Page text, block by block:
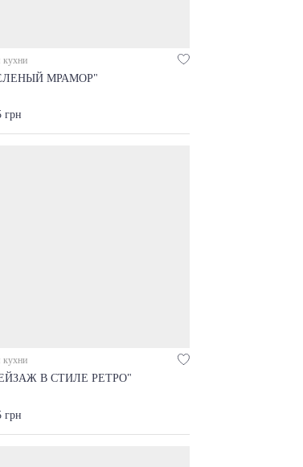
кухни
МРАМОР"
грн
кухни
В СТИЛЕ РЕТРО"
грн